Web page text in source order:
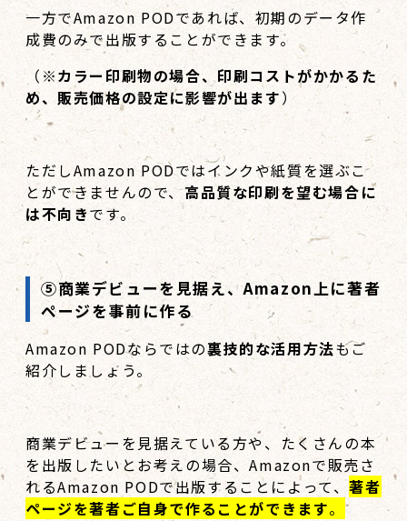
一方でAmazon PODであれば、初期のデータ作
成費のみで出版することができます。
（ ※カラー印刷物の場合、印刷コストがかかるた
め、販売価格の設定に影響が出ます）
ただしAmazon PODではインクや紙質を選ぶこ
とができませんので、高品質な印刷を望む場合に
は不向きです。
⑤商業デビューを見据え、Amazon上に著者
ページを事前に作る
Amazon PODならではの裏技的な活用方法もご
紹介しましょう。
商業デビューを見据えている方や、たくさんの本
を出版したいとお考えの場合、Amazonで販売さ
れるAmazon PODで出版することによって、著者
ページを著者ご自身で作ることができます。